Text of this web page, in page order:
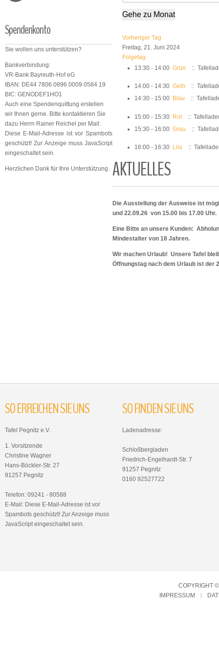
Spendenkonto
Sie wollen uns unterstützen?
Bankverbindung:
VR-Bank Bayreuth-Hof eG
IBAN: DE44 7806 0896 0009 0584 19
BIC: GENODEF1HO1
Auch eine Spendenquittung erstellen
wir Ihnen gerne. Bitte kontaktieren Sie
dazu Herrn Rainer Reichel per Mail:
Diese E-Mail-Adresse ist vor Spambots
geschützt! Zur Anzeige muss JavaScript
eingeschaltet sein.
Herzlichen Dank für Ihre Unterstützung.
Gehe zu Monat
Vorheriger Tag
Freitag, 21. Juni 2024
Folgetag
13:30 - 14:00 Grün ::
14:00 - 14:30 Gelb
::
14:30 - 15:00 Blau ::
15:00 - 15:30 Rot
::
15:30 - 16:00 Grau ::
16:00 - 16:30 Lila ::
AKTUELLES
Die Ausstellung der Ausweise ist
und 22.09.26 von 15.00 bis 17.00 Uhr.
Eine Bitte an unsere Kunden:
Mindestalter von 18 Jahren.
Wir machen Urlaub! Unsere Tafel
Öffnungstag nach dem Urlaub ist der
SOERREICHENSIEUNS
Tafel Pegnitz e.V.
1. Vorsitzende
Christine Wagner
Hans-Böckler-Str. 27
91257 Pegnitz
Telefon: 09241 - 80588
E-Mail: Diese E-Mail-Adresse ist vor
Spambots geschützt! Zur Anzeige muss
JavaScript eingeschaltet sein.
SOFINDENSIEUNS
Ladenadresse:
Schloßbergladen
Friedrich-Engelhardt-Str. 7
91257 Pegnitz
0160 92527722
COPYRIGHT
IMPRESSUM